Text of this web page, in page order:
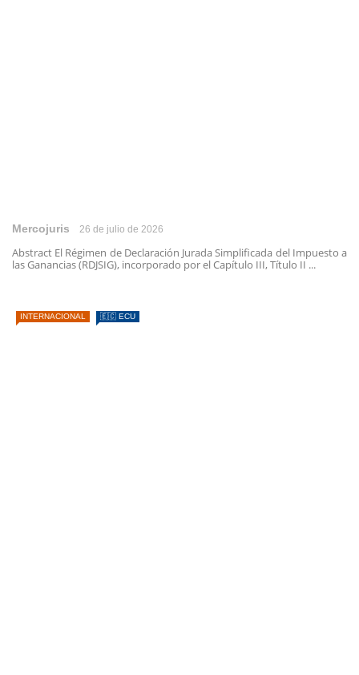
Mercojuris 26 de julio de 2026
Abstract El Régimen de Declaración Jurada Simplificada del Impuesto a
las Ganancias (RDJSIG), incorporado por el Capítulo III, Título II ...
INTERNACIONAL 🇪🇨 ECU